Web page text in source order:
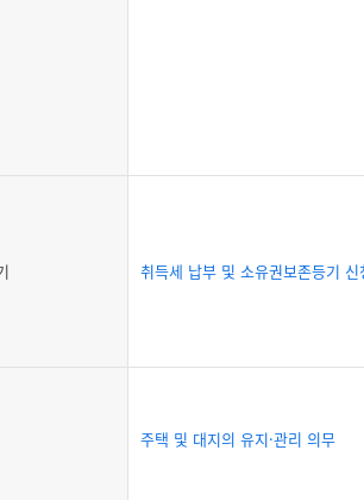
취득세 납부 및 소유권보존등기 신
주택 및 대지의 유지·관리 의무